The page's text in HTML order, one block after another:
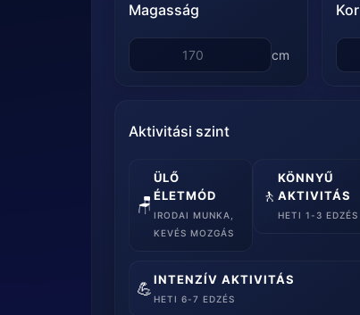
Magasság
cm
Kor
Aktivitási szint
🪑
ÜLŐ
ÉLETMÓD
IRODAI MUNKA,
KEVÉS MOZGÁS
🚶
KÖNNYŰ
AKTIVITÁS
HETI 1-3 EDZÉS
💪INTENZÍV AKTIVITÁS
HETI 6-7 EDZÉS